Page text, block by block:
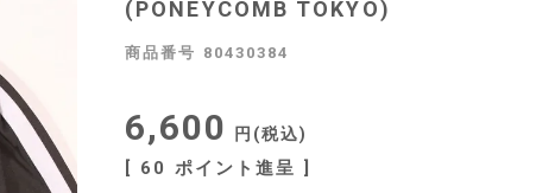
(PONEYCOMB TOKYO)
商品番号 80430384
6,600 税込
[ 60 ポイント進呈 ]